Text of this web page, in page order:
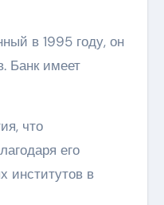
в 1995 году, он
Банк имеет
что
его
институтов в